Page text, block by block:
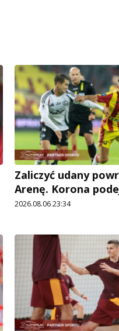
Zaliczyć udany
Arenę. Korona
2026.08.06 23:34